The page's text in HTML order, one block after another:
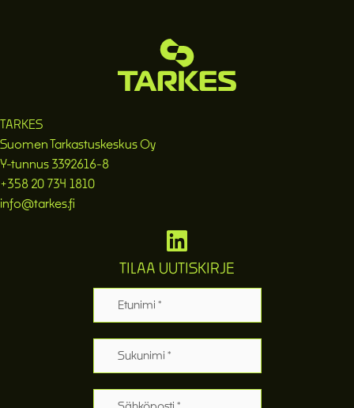
TARKES
Suomen Tarkastuskeskus Oy
Y-tunnus 3392616-8
+358 20 734 1810
info@tarkes.fi
TILAA UUTISKIRJE
Etunimi
Sukunimi
Sähköposti